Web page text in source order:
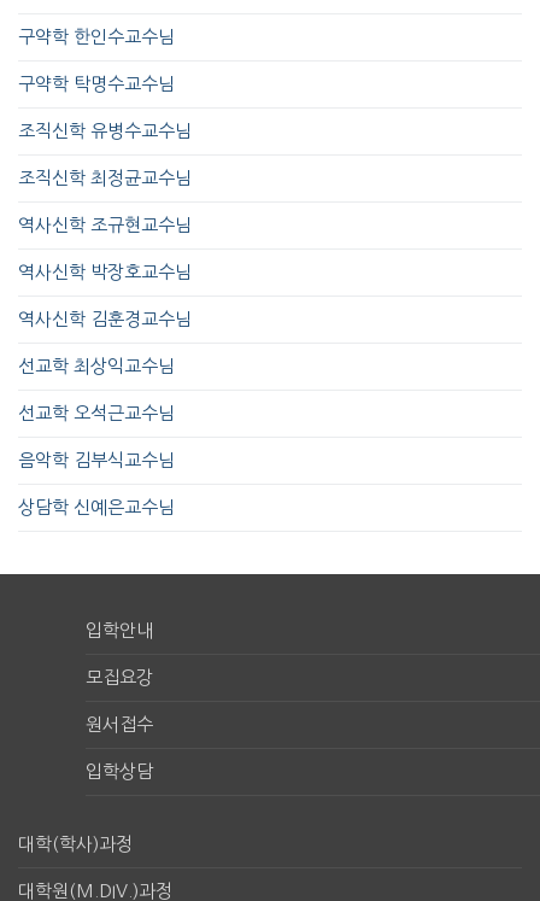
구약학 한인수교수님
구약학 탁명수교수님
조직신학 유병수교수님
조직신학 최정균교수님
역사신학 조규현교수님
역사신학 박장호교수님
역사신학 김훈경교수님
선교학 최상익교수님
선교학 오석근교수님
음악학 김부식교수님
상담학 신예은교수님
입학안내
모집요강
원서접수
입학상담
대학(학사)과정
대학원(M.DIV.)과정